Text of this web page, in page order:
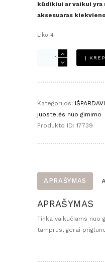
kūdikiui ar vaikui yra
aksesuaras
Liko 4
produkto
nude
pom
Į
Kategorijos:
juostelės nuo gimimo
Produkto ID: 17739
APRAŠYMAS
APRAŠYMAS
Tinka vaikučiams nuo
tamprus, gerai